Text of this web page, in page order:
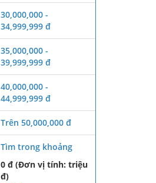
30,000,000 -
34,999,999 đ
35,000,000 -
39,999,999 đ
40,000,000 -
44,999,999 đ
Trên 50,000,000 đ
Tìm trong khoảng
0 đ (Đơn vị tính: triệu
đ)